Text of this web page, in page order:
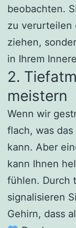
beobachten.
zu verurteilen
ziehen,
in Ihrem
2.
meistern
Wenn wir
flach, was
kann. Aber
kann Ihnen
fühlen. Durch
signalisieren
Gehirn, dass